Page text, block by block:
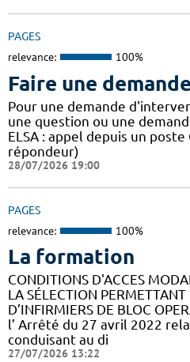
PAGES
relevance: 100%
Faire une
Pour une demande
une question ou une
ELSA : appel depuis un
répondeur)
28/07/2026 19:00
PAGES
relevance: 100%
La formation
CONDITIONS D'ACCES
LA SÉLECTION PERMETTANT
D’INFIRMIERS DE BLOC
l’ Arrêté du 27 avril 2022
conduisant au di
27/07/2026 13:22